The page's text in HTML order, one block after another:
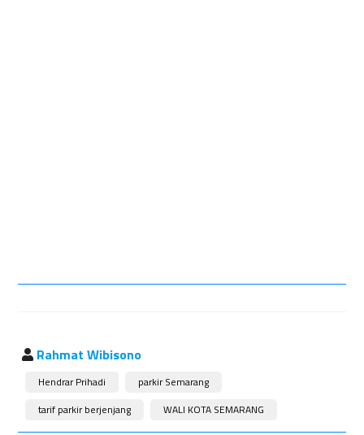
Rahmat Wibisono
Hendrar Prihadi
parkir Semarang
tarif parkir berjenjang
WALI KOTA SEMARANG